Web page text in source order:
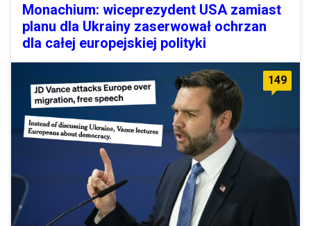
Monachium: wiceprezydent USA zamiast
planu dla Ukrainy zaserwował ochrzan
dla całej europejskiej polityki
149